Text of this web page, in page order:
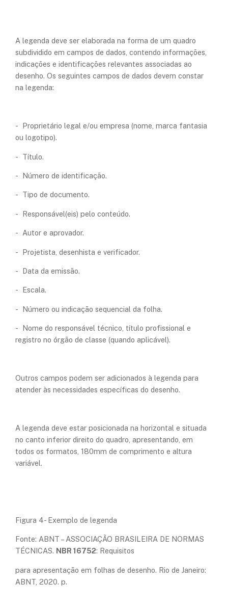
A legenda deve ser elaborada na forma de um quadro
subdividido em campos de dados, contendo informações,
indicações e identificações relevantes associadas ao
desenho. Os seguintes campos de dados devem constar
na legenda:
- Proprietário legal e/ou empresa (nome, marca fantasia
ou logotipo).
- Título.
- Número de identificação.
- Tipo de documento.
- Responsável(eis) pelo conteúdo.
- Autor e aprovador.
- Projetista, desenhista e verificador.
- Data da emissão.
- Escala.
- Número ou indicação sequencial da folha.
- Nome do responsável técnico, título profissional e
registro no órgão de classe (quando aplicável).
Outros campos podem ser adicionados à legenda para
atender às necessidades específicas do desenho.
A legenda deve estar posicionada na horizontal e situada
no canto inferior direito do quadro, apresentando, em
todos os formatos, 180mm de comprimento e altura
variável.
Figura 4- Exemplo de legenda
Fonte: ABNT – ASSOCIAÇÃO BRASILEIRA DE NORMAS
TÉCNICAS. NBR 16752: Requisitos
para apresentação em folhas de desenho. Rio de Janeiro:
ABNT, 2020. p.